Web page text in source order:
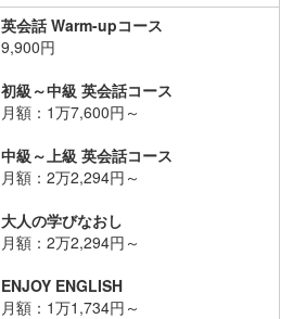
英会話 Warm-upコース
9,900円
初級～中級 英会話コース
月額：1万7,600円～
中級～上級 英会話コース
月額：2万2,294円～
大人の学びなおし
月額：2万2,294円～
ENJOY ENGLISH
月額：1万1,734円～